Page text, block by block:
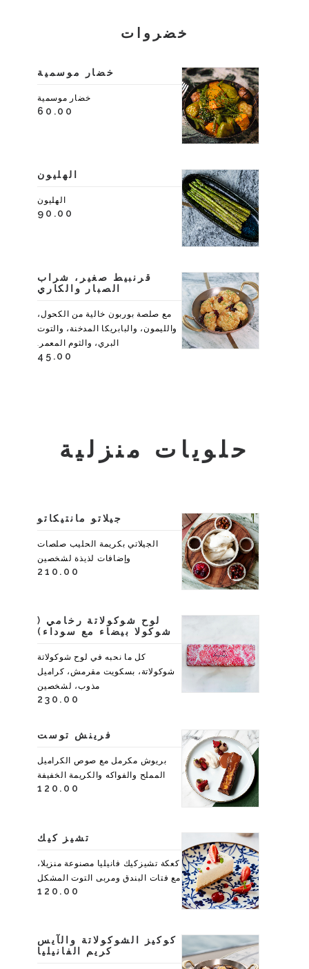
خضروات
خضار موسمية
خضار موسمية
60.00
الهليون
الهليون
90.00
قرنبيط صغير، شراب
الصبار والكاري
مع صلصة بوربون خالية من الكحول،
والليمون، والبابريكا المدخنة، والتوت
البري، والثوم المعمر.
45.00
حلويات منزلية
جيلاتو مانتيكاتو
الجيلاتي بكريمة الحليب صلصات
وإضافات لذيذة لشخصين
210.00
لوح شوكولاتة رخامي (
شوكولا بيضاء مع سوداء)
كل ما نحبه في لوح شوكولاتة
شوكولاتة، بسكويت مقرمش، كراميل
مذوب، لشخصين
230.00
فرينش توست
بريوش مكرمل مع صوص الكراميل
المملح والفواكه والكريمة الخفيفة
120.00
تشيز كيك
كعكة تشيزكيك فانيليا مصنوعة منزيلا،
مع فتات البندق ومربى التوت المشكل
120.00
كوكيز الشوكولاتة والآيس
كريم الفانيليا